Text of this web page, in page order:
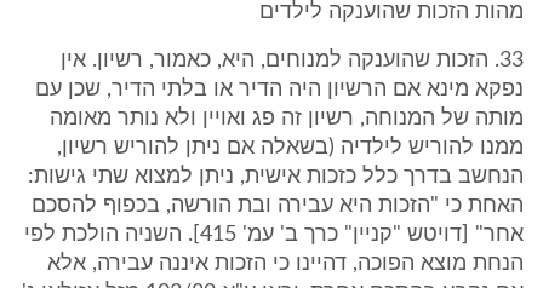
מהות הזכות שהוענקה לילדים
33. הזכות שהוענקה למנוחים, היא, כאמור, רשיון. אין
נפקא מינא אם הרשיון היה הדיר או בלתי הדיר, שכן עם
מותה של המנוחה, רשיון זה פג ואויין ולא נותר מאומה
ממנו להוריש לילדיה (בשאלה אם ניתן להוריש רשיון,
הנחשב בדרך כלל כזכות אישית, ניתן למצוא שתי גישות:
האחת כי "הזכות היא עבירה ובת הורשה, בכפוף להסכם
אחר" [דויטש "קניין" כרך ב' עמ' 415]. השניה הולכת לפי
הנחת מוצא הפוכה, דהיינו כי הזכות איננה עבירה, אלא